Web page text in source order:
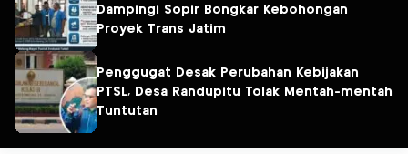
Dampingi Sopir Bongkar Kebohongan
Proyek Trans Jatim
Penggugat Desak Perubahan Kebijakan
PTSL, Desa Randupitu Tolak Mentah-mentah
Tuntutan